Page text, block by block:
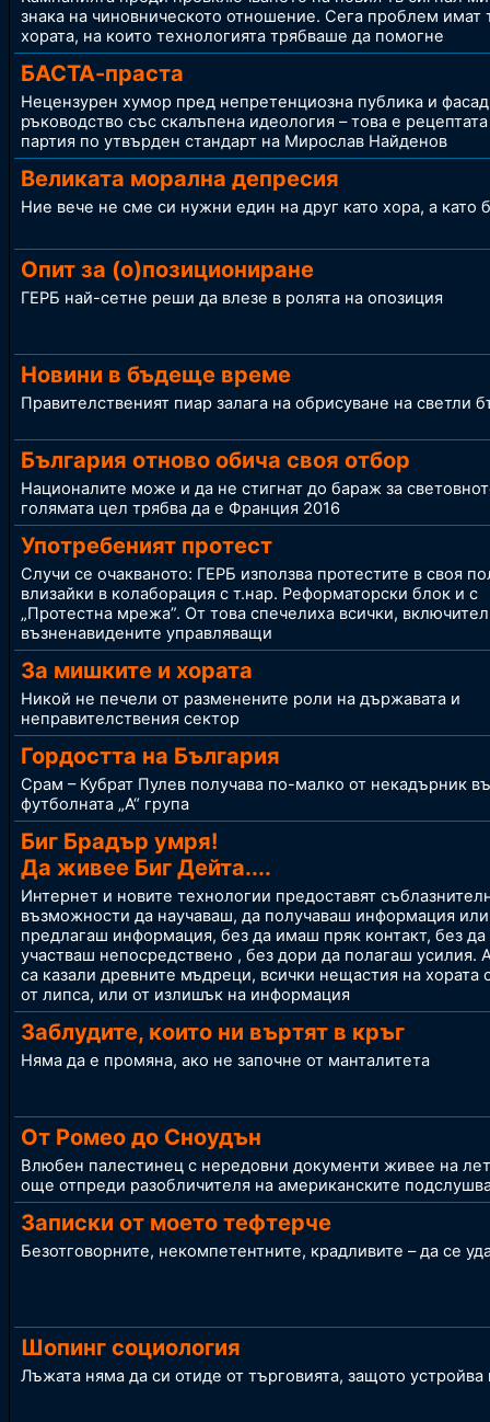
знака на чиновническото отношение. Сега проблем имат
хората, на които тeхнологията трябваше да помогне
БАСТА-праста
Нецензурен хумор пред непретенциозна публика и
ръководство със скалъпена идеология – това е рецептата
партия по утвърден стандарт на Мирослав Найденов
Великата морална депресия
Ние вече не сме си нужни един на друг като хора, а като
Опит за (о)позициониране
ГЕРБ най-сетне реши да влезе в ролята на опозиция
Новини в бъдеще време
Правителственият пиар залага на обрисуване на светли
България отново обича своя отбор
Националите може и да не стигнат до бараж за
голямата цел трябва да е Франция 2016
Употребеният протест
Случи се очакваното: ГЕРБ използва протестите в своя
влизайки в колаборация с т.нар. Реформаторски блок и с
„Протестна мрежа”. От това спечелиха всички,
възненавидeните управляващи
За мишките и хората
Никой не печели от разменените роли на държавата и
неправителствения сектор
Гордостта на България
Срам – Кубрат Пулев получава по-малко от некадърник
футболната „А“ група
Биг Брадър умря!
Да живее Биг Дейта....
Интернет и новите технологии предоставят
възможности да научаваш, да получаваш информация
предлагаш информация, без да имаш пряк контакт, без да
участваш непосредствено , без дори да полагаш усилия.
са казали древните мъдреци, всички нещастия на хората
от липса, или от излишък на информация
Заблудите, които ни въртят в кръг
Няма да е промяна, ако не започне от манталитета
От Ромео до Сноудън
Влюбен палестинец с нередовни документи живее на
още отпреди разобличителя на американските
Записки от моето тефтерче
Безотговорните, некомпетентните, крадливите – да се
Шопинг социология
Лъжата няма да си отиде от търговията, защото устройва